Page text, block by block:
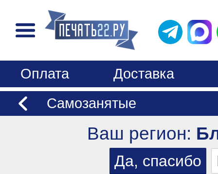
Оплата
Доставка
Самозанятые
Ваш регион: